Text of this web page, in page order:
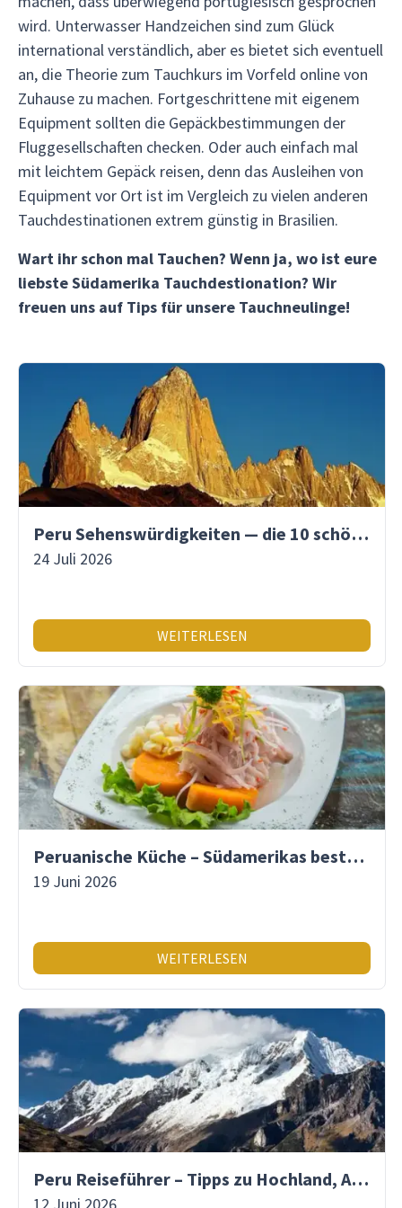
wird. Unterwasser Handzeichen sind zum Glück
international verständlich, aber es bietet sich eventuell
an, die Theorie zum Tauchkurs im Vorfeld online von
Zuhause zu machen. Fortgeschrittene mit eigenem
Equipment sollten die Gepäckbestimmungen der
Fluggesellschaften checken. Oder auch einfach mal
mit leichtem Gepäck reisen, denn das Ausleihen von
Equipment vor Ort ist im Vergleich zu vielen anderen
Tauchdestinationen extrem günstig in Brasilien.
Wart ihr schon mal Tauchen? Wenn ja, wo ist eure
liebste Südamerika Tauchdestionation? Wir
freuen uns auf Tips für unsere Tauchneulinge!
Peru Sehenswürdigkeiten — die 10 schönsten Orte
24 Juli 2026
WEITERLESEN
Peruanische Küche – Südamerikas beste Gastronomie
19 Juni 2026
WEITERLESEN
Peru Reiseführer – Tipps zu Hochland, Amazonas & Inka-Erbe